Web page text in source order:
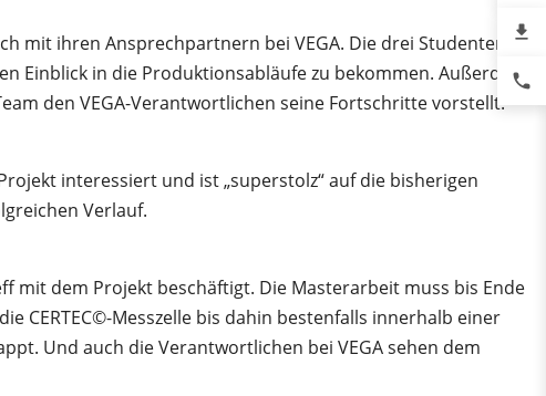
mit ihren Ansprechpartnern bei VEGA. Die drei Studenten
Einblick in die Produktionsabläufe zu bekommen. Außerdem
den VEGA-Verantwortlichen seine Fortschritte vorstellt.
interessiert und ist „superstolz“ auf die bisherigen
Verlauf.
mit dem Projekt beschäftigt. Die Masterarbeit muss bis Ende
CERTEC©-Messzelle bis dahin bestenfalls innerhalb einer
Und auch die Verantwortlichen bei VEGA sehen dem
file_download
phone